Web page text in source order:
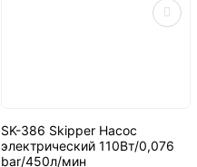
SK-386 Skipper Насос
электрический 110Вт/0,076
bar/450л/мин